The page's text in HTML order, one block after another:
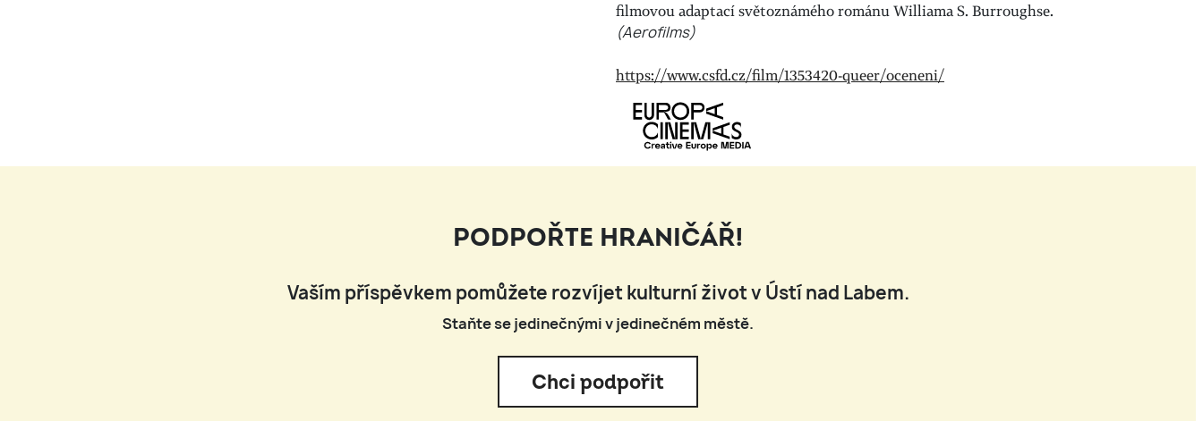
filmovou adaptací světoznámého románu Williama S. Burroughse.
(Aerofilms)
https://www.csfd.cz/film/1353420-queer/oceneni/
PODPOŘTE HRANIČÁŘ!
Vaším příspěvkem pomůžete rozvíjet kulturní život v Ústí nad Labem.
Staňte se jedinečnými v jedinečném městě.
Chci podpořit